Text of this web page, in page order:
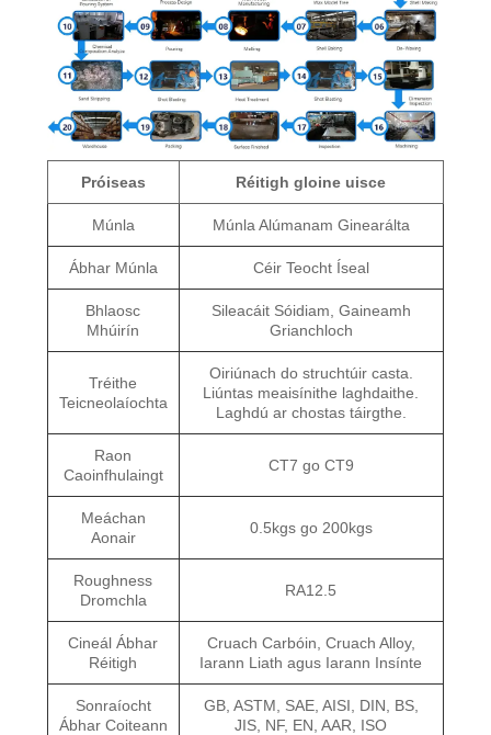
Próiseas Réitigh gloine uisce
Múnla Múnla Alúmanam Ginearálta
Ábhar Múnla Céir Teocht Íseal
Bhlaosc
Mhúirín
Sileacáit Sóidiam, Gaineamh
Grianchloch
Tréithe
Teicneolaíochta
Oiriúnach do struchtúir casta.
Liúntas meaisínithe laghdaithe.
Laghdú ar chostas táirgthe.
Raon
Caoinfhulaingt
CT7 go CT9
Meáchan
Aonair
0.5kgs go 200kgs
Roughness
Dromchla
RA12.5
Cineál Ábhar
Réitigh
Cruach Carbóin, Cruach Alloy,
Iarann ​​Liath agus Iarann ​​Insínte
Sonraíocht
Ábhar Coiteann
GB, ASTM, SAE, AISI, DIN, BS,
JIS, NF, EN, AAR, ISO